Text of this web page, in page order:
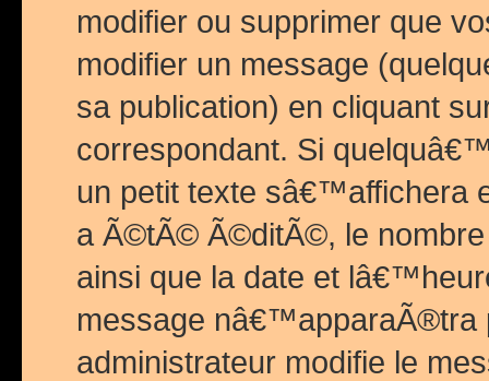
modifier ou supprimer que
modifier un message
sa publication) en cliquant
correspondant. Si
un petit texte sâ€™affichera
a Ã©tÃ© Ã©ditÃ©, le
ainsi que la date et
message nâ€™apparaÃ®tra
administrateur modifie le